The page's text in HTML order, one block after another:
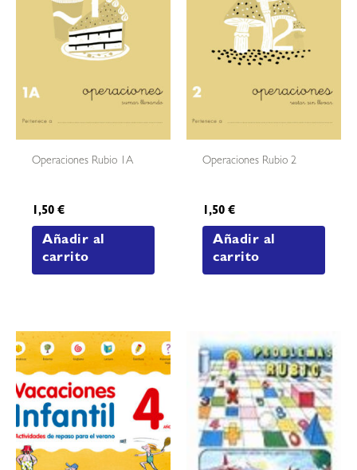
Operaciones Rubio 1A
1,50€
Añadir al
carrito
Operaciones Rubio 2
1,50€
Añadir al
carrito